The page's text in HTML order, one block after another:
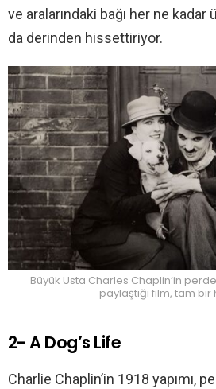
ve aralarındaki bağı her ne
da derinden hissettiriyor.
Büyük Usta Charles Chaplin’in
paylaştığı film, tam bir
2- A Dog’s Life
Charlie Chaplin’in 1918 yapımı,